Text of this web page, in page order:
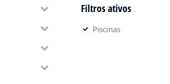
Filtros ativos
Piscinas